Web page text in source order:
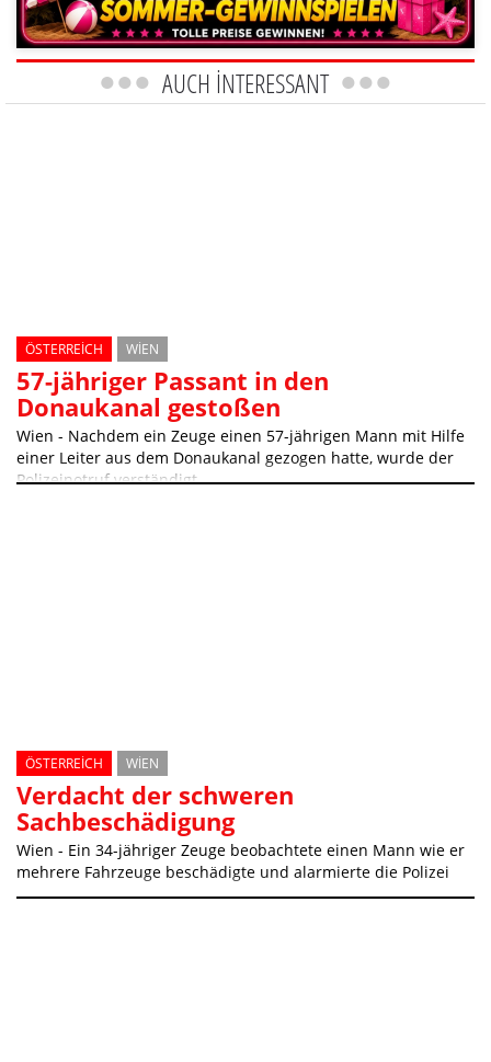
AUCH INTERESSANT
ÖSTERREICH WIEN
57-jähriger Passant in den
Donaukanal gestoßen
Wien - Nachdem ein Zeuge einen 57-jährigen Mann mit Hilfe
einer Leiter aus dem Donaukanal gezogen hatte, wurde der
Polizeinotruf verständigt
ÖSTERREICH WIEN
Verdacht der schweren
Sachbeschädigung
Wien - Ein 34-jähriger Zeuge beobachtete einen Mann wie er
mehrere Fahrzeuge beschädigte und alarmierte die Polizei